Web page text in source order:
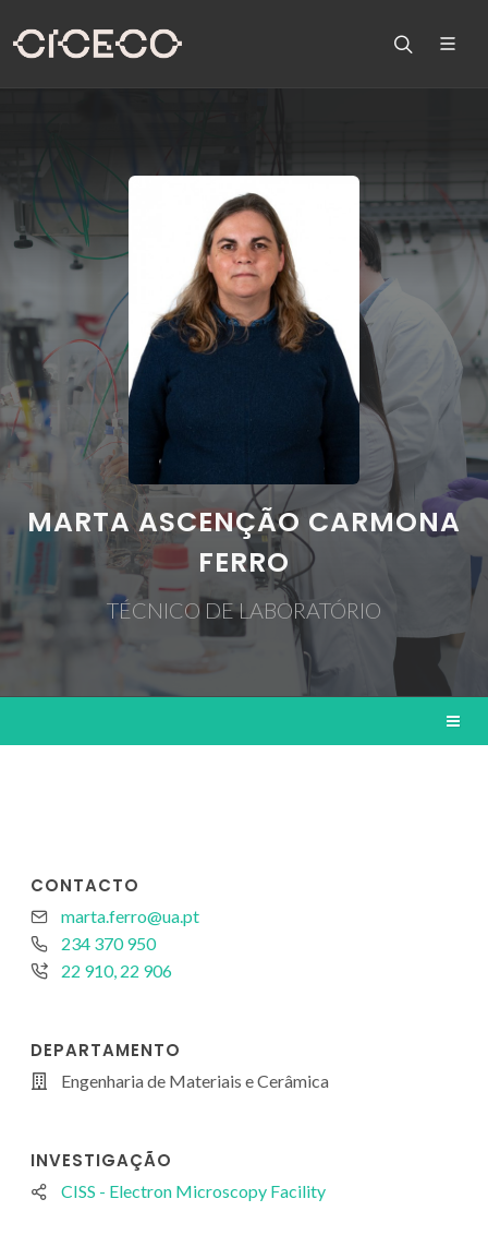
MARTA ASCENÇÃO CARMONA
FERRO
TÉCNICO DE LABORATÓRIO
CONTACTO
marta.ferro@ua.pt
234 370 950
22 910, 22 906
DEPARTAMENTO
Engenharia de Materiais e Cerâmica
INVESTIGAÇÃO
CISS - Electron Microscopy Facility